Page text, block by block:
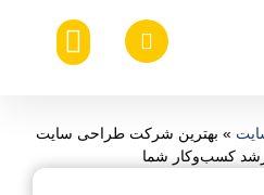
» بهترین شرکت طراحی سایت
رشد کسب‌وکار شما